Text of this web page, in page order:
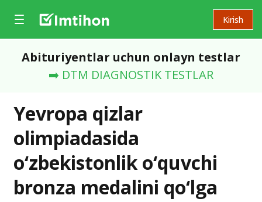
Kirish
Abituriyentlar uchun onlayn testlar
➡️ DTM DIAGNOSTIK TESTLAR
Yevropa qizlar
olimpiadasida
o‘zbekistonlik o‘quvchi
bronza medalini qo‘lga